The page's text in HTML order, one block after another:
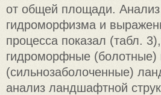
от общей площади. Анализ
гидроморфизма и
процесса показал (табл.
гидроморфные
(сильнозаболоченные)
анализ ландшафтной